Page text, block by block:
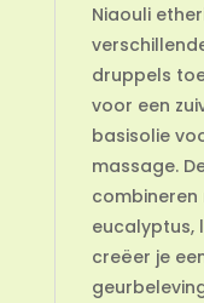
Niaouli
druppels
voor een
basisolie
massage.
eucalyptus,
creëer je